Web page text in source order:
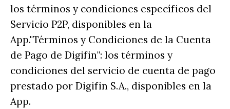
los términos y condiciones específicos del
Servicio P2P, disponibles en la
App."Términos y Condiciones de la Cuenta
de Pago de Digifin": los términos y
condiciones del servicio de cuenta de pago
prestado por Digifin S.A., disponibles en la
App.